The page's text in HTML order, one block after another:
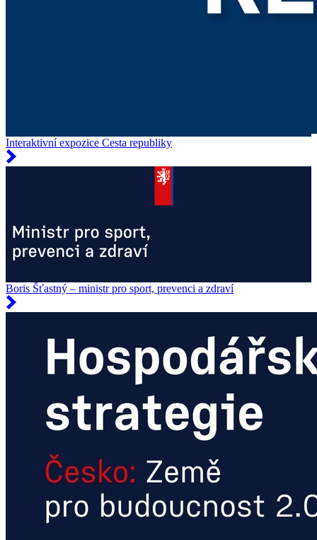
Interaktivní expozice Cesta republiky
Boris Šťastný – ministr pro sport, prevenci a zdraví